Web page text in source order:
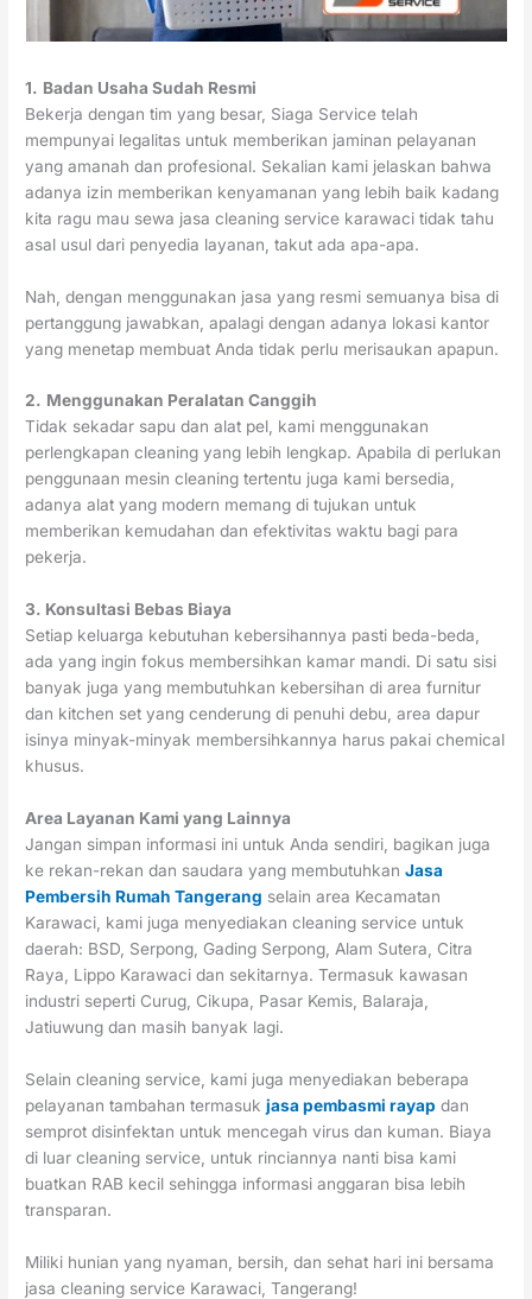
1. Badan Usaha Sudah Resmi
Bekerja dengan tim yang besar, Siaga Service telah
mempunyai legalitas untuk memberikan jaminan pelayanan
yang amanah dan profesional. Sekalian kami jelaskan bahwa
adanya izin memberikan kenyamanan yang lebih baik kadang
kita ragu mau sewa jasa cleaning service karawaci tidak tahu
asal usul dari penyedia layanan, takut ada apa-apa.
Nah, dengan menggunakan jasa yang resmi semuanya bisa di
pertanggung jawabkan, apalagi dengan adanya lokasi kantor
yang menetap membuat Anda tidak perlu merisaukan apapun.
2. Menggunakan Peralatan Canggih
Tidak sekadar sapu dan alat pel, kami menggunakan
perlengkapan cleaning yang lebih lengkap. Apabila di perlukan
penggunaan mesin cleaning tertentu juga kami bersedia,
adanya alat yang modern memang di tujukan untuk
memberikan kemudahan dan efektivitas waktu bagi para
pekerja.
3. Konsultasi Bebas Biaya
Setiap keluarga kebutuhan kebersihannya pasti beda-beda,
ada yang ingin fokus membersihkan kamar mandi. Di satu sisi
banyak juga yang membutuhkan kebersihan di area furnitur
dan kitchen set yang cenderung di penuhi debu, area dapur
isinya minyak-minyak membersihkannya harus pakai chemical
khusus.
Area Layanan Kami yang Lainnya
Jangan simpan informasi ini untuk Anda sendiri, bagikan juga
ke rekan-rekan dan saudara yang membutuhkanJasa
Pembersih Rumah Tangerang selain area Kecamatan
Karawaci, kami juga menyediakan cleaning service untuk
daerah: BSD, Serpong, Gading Serpong, Alam Sutera, Citra
Raya, Lippo Karawaci dan sekitarnya. Termasuk kawasan
industri seperti Curug, Cikupa, Pasar Kemis, Balaraja,
Jatiuwung dan masih banyak lagi.
Selain cleaning service, kami juga menyediakan beberapa
pelayanan tambahan termasukjasa pembasmi rayap dan
semprot disinfektan untuk mencegah virus dan kuman. Biaya
di luar cleaning service, untuk rinciannya nanti bisa kami
buatkan RAB kecil sehingga informasi anggaran bisa lebih
transparan.
Miliki hunian yang nyaman, bersih, dan sehat hari ini bersama
jasa cleaning service Karawaci, Tangerang!